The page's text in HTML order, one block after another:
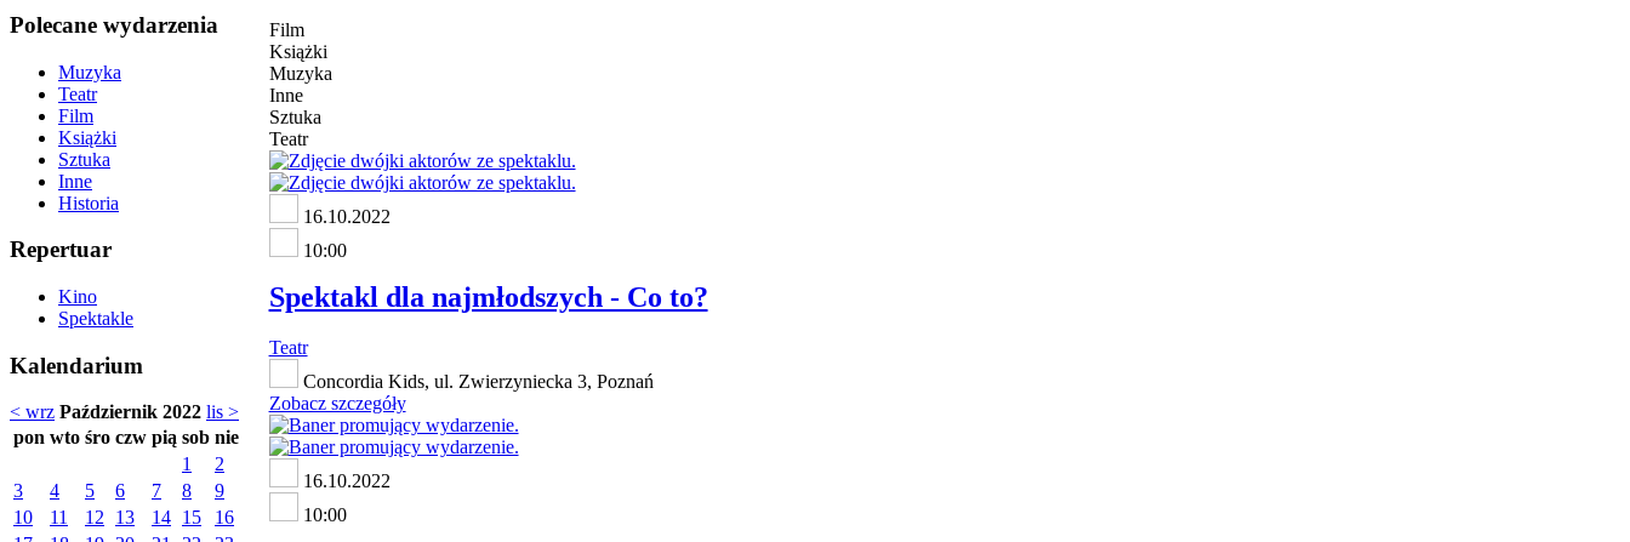
Polecane wydarzenia
Muzyka
Teatr
Film
Książki
Sztuka
Inne
Historia
Repertuar
Kino
Spektakle
Kalendarium
< wrz Październik 2022 lis >
pon wto śro czw pią sob nie
1
2
3
4 5 6 7 8
9
10
11 12 13 14 15
16
Film
Książki
Muzyka
Inne
Sztuka
Teatr
16.10.2022
10:00
Spektakl dla najmłodszych - Co to?
Teatr
Concordia Kids, ul. Zwierzyniecka 3, Poznań
Zobacz szczegóły
16.10.2022
10:00